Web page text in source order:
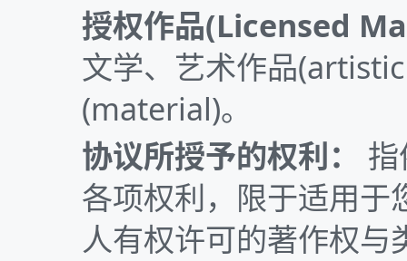
授权作品(Licensed
文学、艺术作品
(material)。
协议所授予的权利：
各项权利，限于适用
人有权许可的著作权与